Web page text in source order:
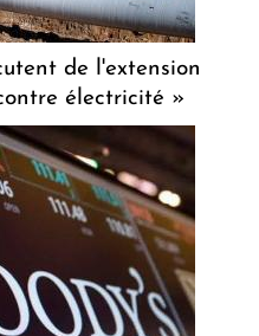
de l'extension
électricité »